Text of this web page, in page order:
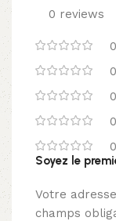
0 reviews
0
0
0
0
0
Soyez le
Votre
champs